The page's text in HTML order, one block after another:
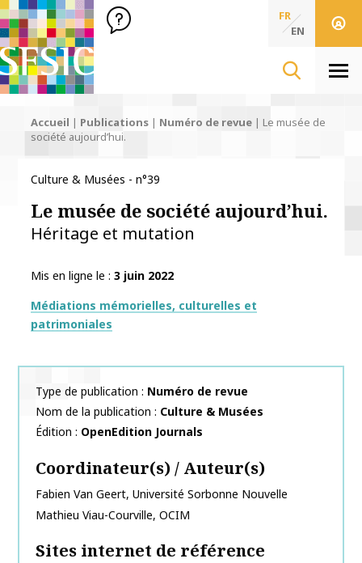
SFSIC Société Française des Sciences de l'Information & de
Société Française des Sciences
de l'Information
FR
EN
Accueil | Publications | Numéro de revue | Le musée de
société aujourd’hui.
Culture & Musées - n°39
Le musée de société aujourd’hui.
Héritage et mutation
Mis en ligne le
3 juin 2022
Thématiques
Médiations mémorielles, culturelles et
patrimoniales
Type de publication
Numéro de revue
Nom de la publication
Culture & Musées
Édition
OpenEdition Journals
Coordinateur(s) / Auteur(s)
Fabien Van Geert, Université Sorbonne Nouvelle
Mathieu Viau-Courville, OCIM
Sites internet de référence